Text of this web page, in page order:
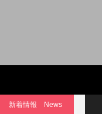
新着情報 News